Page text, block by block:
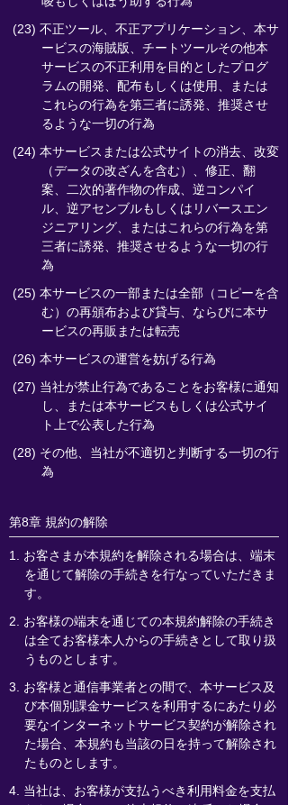
(23) 不正ツール、不正アプリケーション、本サ
ービスの海賊版、チートツールその他本
サービスの不正利用を目的としたプログ
ラムの開発、配布もしくは使用、または
これらの行為を第三者に誘発、推奨させ
るような一切の行為
(24) 本サービスまたは公式サイトの消去、改変
（データの改ざんを含む）、修正、翻
案、二次的著作物の作成、逆コンパイ
ル、逆アセンブルもしくはリバースエン
ジニアリング、またはこれらの行為を第
三者に誘発、推奨させるような一切の行
為
(25) 本サービスの一部または全部（コピーを含
む）の再頒布および貸与、ならびに本サ
ービスの再販または転売
(26) 本サービスの運営を妨げる行為
(27) 当社が禁止行為であることをお客様に通知
し、または本サービスもしくは公式サイ
ト上で公表した行為
(28) その他、当社が不適切と判断する一切の行
為
第8章 規約の解除
1. お客さまが本規約を解除される場合は、端末
を通じて解除の手続きを行なっていただきま
す。
2. お客様の端末を通じての本規約解除の手続き
は全てお客様本人からの手続きとして取り扱
うものとします。
3. お客様と通信事業者との間で、本サービス及
び本個別課金サービスを利用するにあたり必
要なインターネットサービス契約が解除され
た場合、本規約も当該の日を持って解除され
たものとします。
4. 当社は、お客様が支払うべき利用料金を支払